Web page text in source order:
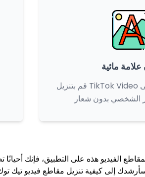
مائية
قم بتنزيل TikTok Video على iOS و Android